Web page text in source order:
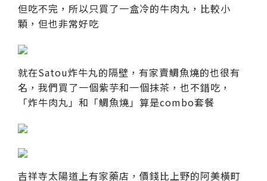
但吃不完，所以只買了一盒冷的牛肉丸，比較小
顆，但也非常好吃
就在Satou炸牛丸的隔壁，有家賣鯛魚燒的也很有
名，我們買了一個紫芋和一個抹茶，也不錯吃，
「炸牛肉丸」和「鯛魚燒」算是combo套餐
吉祥寺太陽道上有家藥店，價錢比上野的阿美橫町